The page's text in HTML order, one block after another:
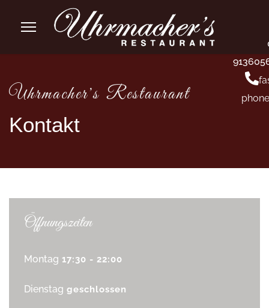
Uhrmacher's Restaurant
Kontakt
Öffnungszeiten
Montag 17:30 - 22:00
Dienstag geschlossen